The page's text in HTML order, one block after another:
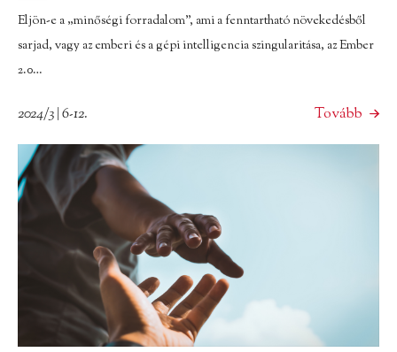
Eljön-e a „minőségi forradalom”, ami a fenntartható növekedésből
sarjad, vagy az emberi és a gépi intelligencia szingularitása, az Ember
2.0…
2024/3 | 6-12. Tovább